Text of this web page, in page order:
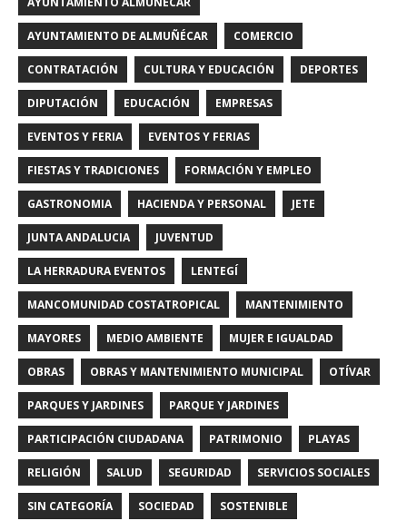
AYUNTAMIENTO DE ALMUÑÉCAR COMERCIO
CONTRATACIÓN CULTURA Y EDUCACIÓN DEPORTES
DIPUTACIÓN EDUCACIÓN EMPRESAS
EVENTOS Y FERIA EVENTOS Y FERIAS
FIESTAS Y TRADICIONES FORMACIÓN Y EMPLEO
GASTRONOMIA HACIENDA Y PERSONAL JETE
JUNTA ANDALUCIA JUVENTUD
LA HERRADURA EVENTOS LENTEGÍ
MANCOMUNIDAD COSTATROPICAL MANTENIMIENTO
MAYORES MEDIO AMBIENTE MUJER E IGUALDAD
OBRAS OBRAS Y MANTENIMIENTO MUNICIPAL OTÍVAR
PARQUES Y JARDINES PARQUE Y JARDINES
PARTICIPACIÓN CIUDADANA PATRIMONIO PLAYAS
RELIGIÓN SALUD SEGURIDAD SERVICIOS SOCIALES
SIN CATEGORÍA SOCIEDAD SOSTENIBLE